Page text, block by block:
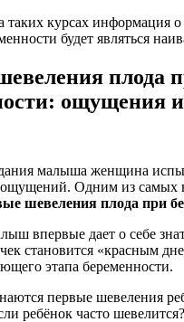
таких курсах информация
будет являться
плода
ощущения
малыша женщина
ощущений. Одним из самых
шевеления плода при
впервые дает о себе
становится «красным
этапа беременности.
первые шевеления
ребёнок часто шевелится?